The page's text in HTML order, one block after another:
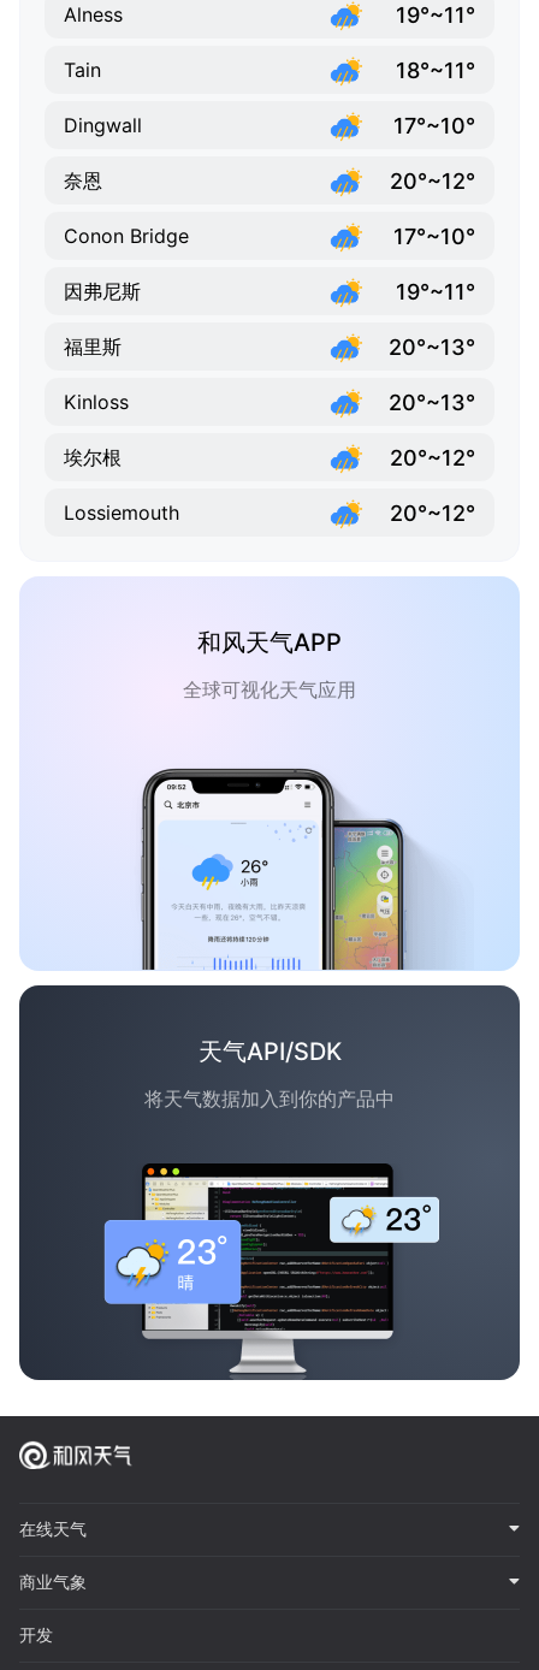
Alness 19°~11°
Tain 18°~11°
Dingwall 17°~10°
奈恩 20°~12°
Conon Bridge 17°~10°
因弗尼斯 19°~11°
福里斯 20°~13°
Kinloss 20°~13°
埃尔根 20°~12°
Lossiemouth 20°~12°
和风天气APP
全球可视化天气应用
天气API/SDK
将天气数据加入到你的产品中
在线天气
商业气象
开发